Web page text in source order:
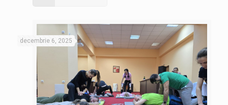
decembrie 6, 2025